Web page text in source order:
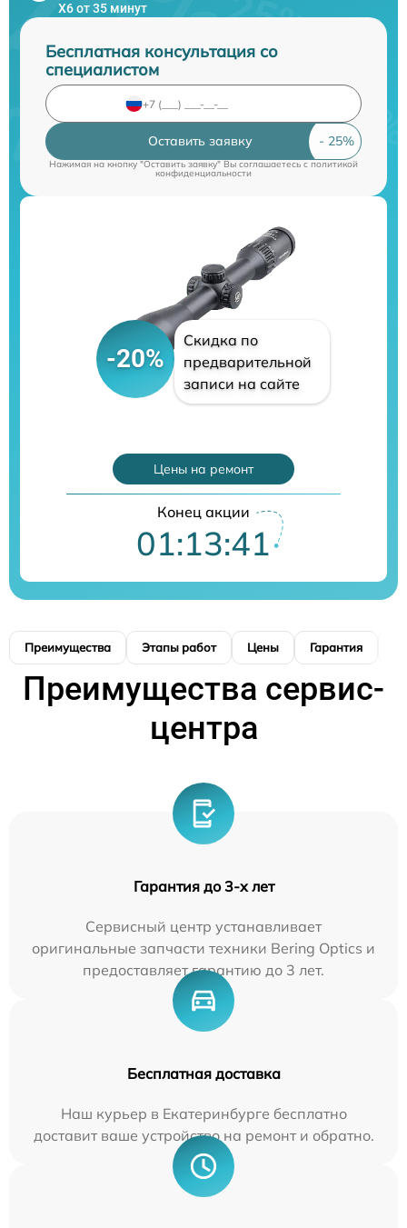
X6 от 35 минут
Бесплатная консультация со
специалистом
Оставить заявку
Нажимая на кнопку "Оставить заявку" Вы соглашаетесь cполитикой
конфиденциальности
-20%
Скидка по
предварительной
записи на сайте
Цены на ремонт
Конец акции
01:13:40
Преимущества Этапы работ Цены Гарантия
Преимущества сервис-
центра
Гарантия до 3-х лет
Сервисный центр устанавливает
оригинальные запчасти техники Bering Optics и
предоставляет гарантию до 3 лет.
Бесплатная доставка
Наш курьер в Екатеринбурге бесплатно
доставит ваше устройство на ремонт и обратно.